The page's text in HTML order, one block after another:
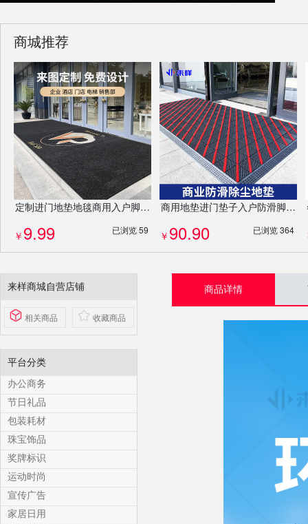
商城推荐
定制进门地垫地毯商用入户脚垫PP吸水门垫防滑垫厂家耐磨免费设计LOGO
￥ 9.99 已浏览 59
商用地垫进门垫子入户防滑脚垫酒店除尘门垫定制logo异形门垫高端防滑除尘地毯
￥ 90.90 已浏览 364
来样商城自营店铺
相关商品 收藏商品
平台分类
办公商务
节日礼品
包装耗材
珠宝饰品
奖牌标识
运动时尚
宣传广告
家居日用
商品详情